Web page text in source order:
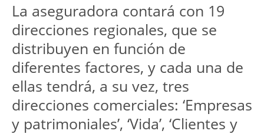
La aseguradora contará con 19
direcciones regionales, que se
distribuyen en función de
diferentes factores, y cada una de
ellas tendrá, a su vez, tres
direcciones comerciales: ‘Empresas
y patrimoniales’, ‘Vida’, ‘Clientes y